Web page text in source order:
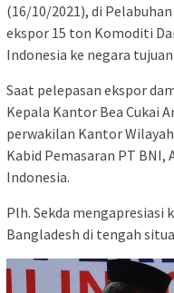
(16/10/2021), di
ekspor 15 ton Komoditi
Indonesia ke negara
Saat pelepasan ekspor
Kepala Kantor Bea Cukai
perwakilan Kantor
Kabid Pemasaran PT BNI,
Indonesia.
Plh. Sekda mengapresiasi
Bangladesh di tengah